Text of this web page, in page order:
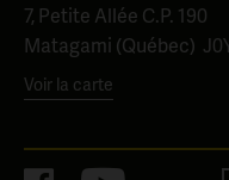
7, Petite Allée C.P. 190
Matagami (Québec)
Voir la carte